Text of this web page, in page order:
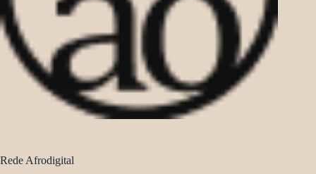
Rede Afrodigital